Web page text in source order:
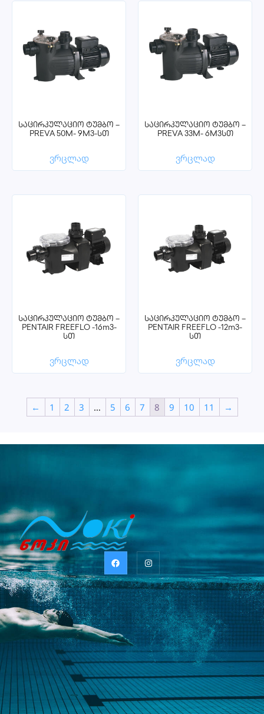
საცირკულაციო ტუმბო –
PREVA 50M- 9M3-სთ
ვრცლად
საცირკულაციო ტუმბო –
PREVA 33M- 6M3სთ
ვრცლად
საცირკულაციო ტუმბო –
PENTAIR FREEFLO -16m3-
სთ
ვრცლად
საცირკულაციო ტუმბო –
PENTAIR FREEFLO -12m3-
სთ
ვრცლად
← 1 2 3 … 5 6 7 8 9 10 11 →